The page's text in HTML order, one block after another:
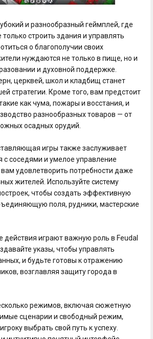
и разнообразный геймплей, где
строить здания и управлять
о благополучии своих
нуждаются не только в пище, но и
и духовной поддержке.
церквей, школ и кладбищ станет
стратегии. Кроме того, вам предстоит
как чума, пожары и восстания, и
разнообразных товаров — от
осадных орудий.
игры также заслуживает
с соседями и умелое управление
удовлетворить потребности даже
жителей. Используйте систему
чтобы создать эффективную
поля, рудники, мастерские
действия играют важную роль в Feudal
указы, чтобы управлять
и будьте готовы к отражению
возглавляя защиту города в
режимов, включая сюжетную
сценарии и свободный режим,
выбрать свой путь к успеху.